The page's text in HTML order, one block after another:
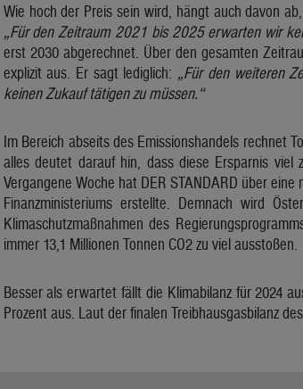
Wie hoch der Preis sein wird, hängt auch davon
„Für den Zeitraum 2021 bis 2025 erwarten wir
erst 2030 abgerechnet. Über den gesamten
explizit aus. Er sagt lediglich: „Für den weiteren
keinen Zukauf tätigen zu müssen.“
Im Bereich abseits des Emissionshandels rechnet
alles deutet darauf hin, dass diese Ersparnis
Vergangene Woche hat DER STANDARD über
Finanzministeriums erstellte. Demnach wird
Klimaschutzmaßnahmen des
immer 13,1 Millionen Tonnen CO2 zu viel ausstoßen.
Besser als erwartet fällt die Klimabilanz für 2024
Prozent aus. Laut der finalen Treibhausgasbilanz